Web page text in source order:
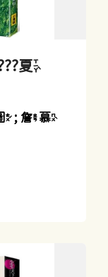
夏
; 詹慕